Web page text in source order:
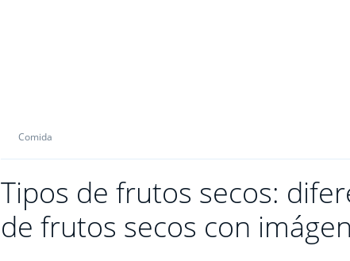
Comida
Tipos de frutos secos:
de frutos secos con